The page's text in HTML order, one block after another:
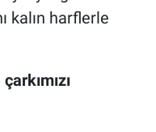
kalın harflerle